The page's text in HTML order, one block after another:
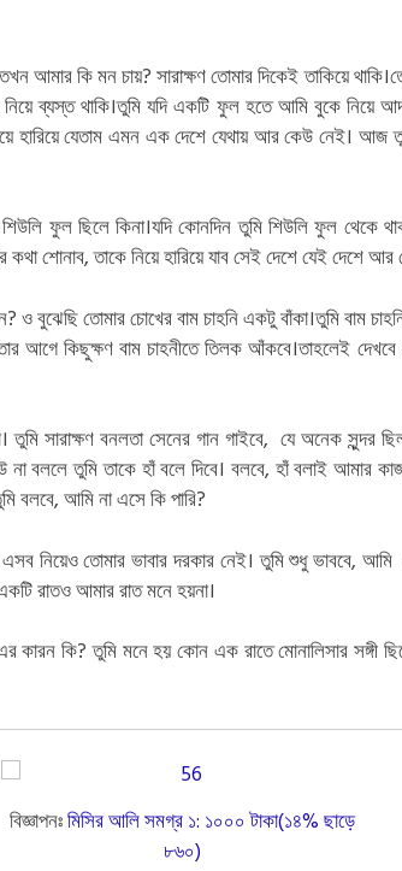
আমার কি মন চায়? সারাক্ষণ তোমার দিকেই তাকিয়ে
নিয়ে ব্যস্ত থাকি।তুমি যদি একটি ফুল হতে আমি বুকে
হারিয়ে যেতাম এমন এক দেশে যেথায় আর কেউ নেই।
ফুল ছিলে কিনা।যদি কোনদিন তুমি শিউলি ফুল থেকে
শোনাব, তাকে নিয়ে হারিয়ে যাব সেই দেশে যেই দেশে
বুঝেছি তোমার চোখের বাম চাহনি একটু বাঁকা।তুমি বাম
আগে কিছুক্ষণ বাম চাহনীতে তিলক আঁকবে।তাহলেই দেখবে
সারাক্ষণ বনলতা সেনের গান গাইবে, যে অনেক সুন্দর
বললে তুমি তাকে হাঁ বলে দিবে। বলবে, হাঁ বলাই আমার
বলবে, আমি না এসে কি পারি?
নিয়েও তোমার ভাবার দরকার নেই। তুমি শুধু ভাববে, আমি
রাতও আমার রাত মনে হয়না।
কি? তুমি মনে হয় কোন এক রাতে মোনালিসার সঙ্গী
বিজ্ঞাপনঃমিসির আলি সমগ্র ১: ১০০০ টাকা(১৪% ছাড়ে
৮৬০)